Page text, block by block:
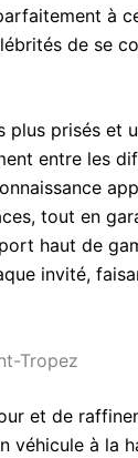
à
de se
prisés et
entre les
tout en
haut de
invité,
Tropez
et de
véhicule à la